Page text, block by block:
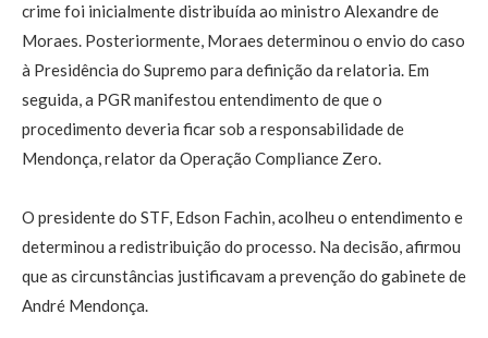
crime foi inicialmente distribuída ao ministro Alexandre de
Moraes. Posteriormente, Moraes determinou o envio do caso
à Presidência do Supremo para definição da relatoria. Em
seguida, a PGR manifestou entendimento de que o
procedimento deveria ficar sob a responsabilidade de
Mendonça, relator da Operação Compliance Zero.
O presidente do STF, Edson Fachin, acolheu o entendimento e
determinou a redistribuição do processo. Na decisão, afirmou
que as circunstâncias justificavam a prevenção do gabinete de
André Mendonça.